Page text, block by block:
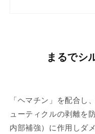
まるでシ
「ヘマチン」を配合し
ューティクルの剥離を
内部補強）に作用しダ